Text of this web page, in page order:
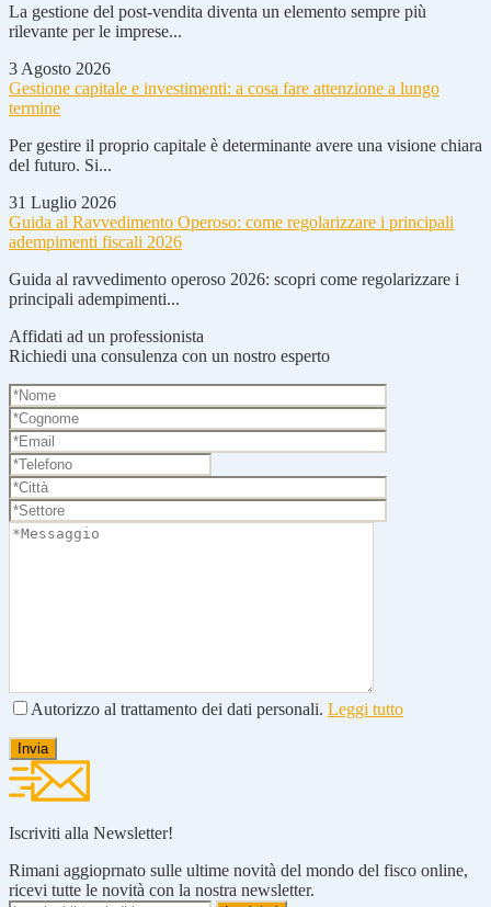
La gestione del post-vendita diventa un elemento sempre più
rilevante per le imprese...
3 Agosto 2026
Gestione capitale e investimenti: a cosa fare attenzione a lungo
termine
Per gestire il proprio capitale è determinante avere una visione chiara
del futuro. Si...
31 Luglio 2026
Guida al Ravvedimento Operoso: come regolarizzare i principali
adempimenti fiscali 2026
Guida al ravvedimento operoso 2026: scopri come regolarizzare i
principali adempimenti...
Affidati ad un professionista
Richiedi una consulenza con un nostro esperto
Autorizzo al trattamento dei dati personali. Leggi tutto
Iscriviti alla Newsletter!
Rimani aggioprnato sulle ultime novità del mondo del fisco online,
ricevi tutte le novità con la nostra newsletter.